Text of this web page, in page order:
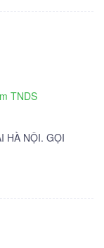
TNDS
HÀ NỘI. GỌI